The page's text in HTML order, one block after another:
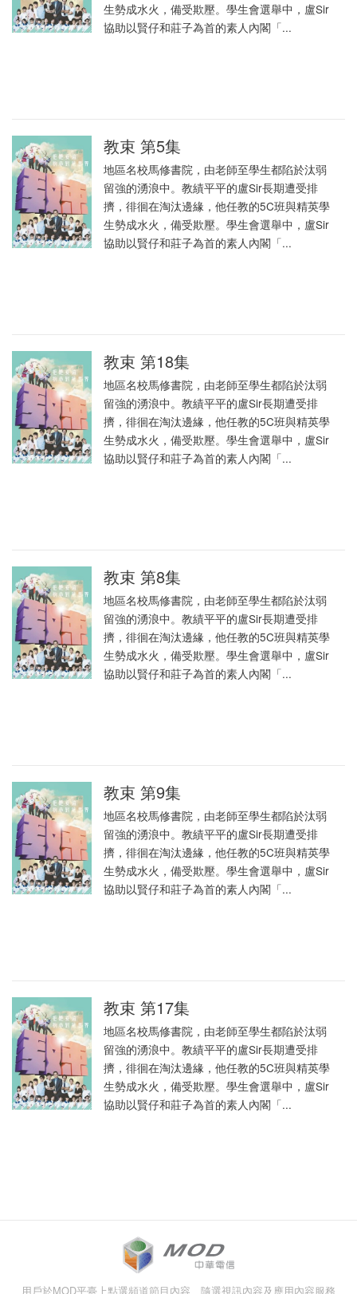
生勢成水火，備受欺壓。學生會選舉中，盧Sir
協助以賢仔和莊子為首的素人內閣「...
教束 第5集
地區名校馬修書院，由老師至學生都陷於汰弱
留強的湧浪中。教績平平的盧Sir長期遭受排
擠，徘徊在淘汰邊緣，他任教的5C班與精英學
生勢成水火，備受欺壓。學生會選舉中，盧Sir
協助以賢仔和莊子為首的素人內閣「...
教束 第18集
地區名校馬修書院，由老師至學生都陷於汰弱
留強的湧浪中。教績平平的盧Sir長期遭受排
擠，徘徊在淘汰邊緣，他任教的5C班與精英學
生勢成水火，備受欺壓。學生會選舉中，盧Sir
協助以賢仔和莊子為首的素人內閣「...
教束 第8集
地區名校馬修書院，由老師至學生都陷於汰弱
留強的湧浪中。教績平平的盧Sir長期遭受排
擠，徘徊在淘汰邊緣，他任教的5C班與精英學
生勢成水火，備受欺壓。學生會選舉中，盧Sir
協助以賢仔和莊子為首的素人內閣「...
教束 第9集
地區名校馬修書院，由老師至學生都陷於汰弱
留強的湧浪中。教績平平的盧Sir長期遭受排
擠，徘徊在淘汰邊緣，他任教的5C班與精英學
生勢成水火，備受欺壓。學生會選舉中，盧Sir
協助以賢仔和莊子為首的素人內閣「...
教束 第17集
地區名校馬修書院，由老師至學生都陷於汰弱
留強的湧浪中。教績平平的盧Sir長期遭受排
擠，徘徊在淘汰邊緣，他任教的5C班與精英學
生勢成水火，備受欺壓。學生會選舉中，盧Sir
協助以賢仔和莊子為首的素人內閣「...
用戶於MOD平臺上點選頻道節目內容、隨選視訊內容及應用內容服務